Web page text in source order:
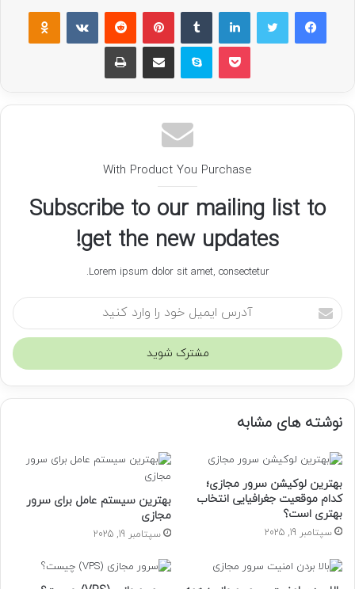
فیسبوک لینکداین پینتریست
پاکت اسکایپ چاپ
With Product You Purchase
Subscribe to our mailing list to
get the new updates!
Lorem ipsum dolor sit amet, consectetur.
آ
د
س
ی
ی
خ
د
ر
ا
و
ر
نوشته های مشابه
بهترین لوکیشن سرور مجازی؛
کدام موقعیت جغرافیایی انتخاب
بهتری است؟
سپتامبر 19, 2025
بهترین سیستم عامل برای سرور
مجازی
سپتامبر 19, 2025